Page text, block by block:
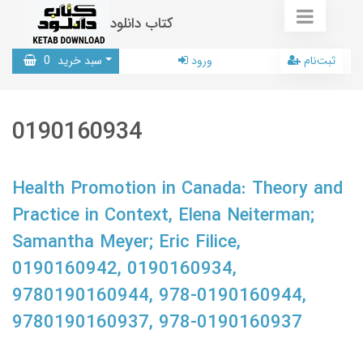
کتاب دانلود
سبد خرید 0 ورود ثبت‌نام
0190160934
Health Promotion in Canada: Theory and
Practice in Context, Elena Neiterman;
Samantha Meyer; Eric Filice,
0190160942, 0190160934,
9780190160944, 978-0190160944,
9780190160937, 978-0190160937